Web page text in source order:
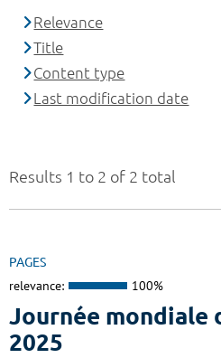
Results 1 to 2 of 2 total
PAGES
relevance: 100%
Journée mondiale
2025
Relevance
Title
Content type
Last modification date